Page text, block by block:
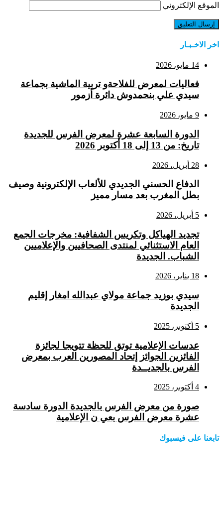
الموقع الإلكتروني
اخر الاخـبـار
14 مايو، 2026
فعاليات لمعرض للفلاحةو تربية الماشية بجماعة
سيدي علي بنحمدوش دائرة أزمور
9 مايو، 2026
الدورة السابعة عشرة لمعرض الفرس للجديدة
تاريخ: من 13 إلى 18 أكتوبر 2026
28 أبريل، 2026
الدفاع الحسني الجديدي للألعاب الإلكترونية وصيف
بطل المغرب بعد مسار مميز
5 أبريل، 2026
تجديد الهياكل وتكريس الشفافية: مخرجات الجمع
العام الاستثنائي لمنتدى الصحافيين والإعلاميين
الشباب. الجديدة
18 يناير، 2026
سيدي بوزيد جماعة مولاي عبدالله امغار إقليم
الجديدة
5 أكتوبر، 2025
عدسات الإعلامية توتق للحظة تتويجا لجائزة
الفائزين الجوائز إتحاد المصورين العرب بمعرض
الفرس بالجديــدة
4 أكتوبر، 2025
صورة من معرض الفرس بالجديدة الدورة سادسة
عشرة معرض الفرس بعي ن الإعلامية
تابعنا على فيسبوك